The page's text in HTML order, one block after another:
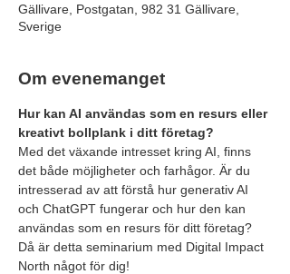
Gällivare, Postgatan, 982 31 Gällivare,
Sverige
Om evenemanget
Hur kan AI användas som en resurs eller
kreativt bollplank i ditt företag?
Med det växande intresset kring AI, finns
det både möjligheter och farhågor. Är du
intresserad av att förstå hur generativ AI
och ChatGPT fungerar och hur den kan
användas som en resurs för ditt företag?
Då är detta seminarium med Digital Impact
North något för dig!